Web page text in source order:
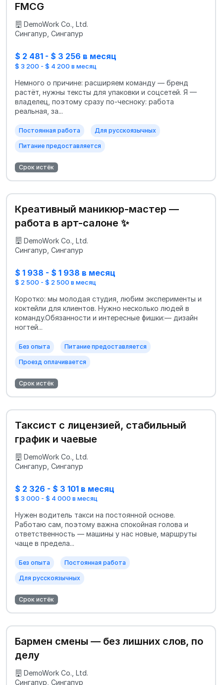
FMCG
DemoWork Co., Ltd.
Сингапур, Сингапур
$ 2 481 - $ 3 256 в месяц
$ 3 200 - $ 4 200 в месяц
Немного о причине: расширяем команду — бренд
растёт, нужны тексты для упаковки и соцсетей. Я —
владелец, поэтому сразу по-чесноку: работа
реальная, за...
Постоянная работа Для русскоязычных
Питание предоставляется
Срок истёк
Креативный маникюр-мастер —
работа в арт-салоне ✨
DemoWork Co., Ltd.
Сингапур, Сингапур
$ 1 938 - $ 1 938 в месяц
$ 2 500 - $ 2 500 в месяц
Коротко: мы молодая студия, любим эксперименты и
коктейли для клиентов. Нужно несколько людей в
команду.Обязанности и интересные фишки:— дизайн
ногтей...
Без опыта Питание предоставляется
Проезд оплачивается
Срок истёк
Таксист с лицензией, стабильный
график и чаевые
DemoWork Co., Ltd.
Сингапур, Сингапур
$ 2 326 - $ 3 101 в месяц
$ 3 000 - $ 4 000 в месяц
Нужен водитель такси на постоянной основе.
Работаю сам, поэтому важна спокойная голова и
ответственность — машины у нас новые, маршруты
чаще в предела...
Без опыта Постоянная работа
Для русскоязычных
Срок истёк
Бармен смены — без лишних слов, по
делу
DemoWork Co., Ltd.
Сингапур, Сингапур